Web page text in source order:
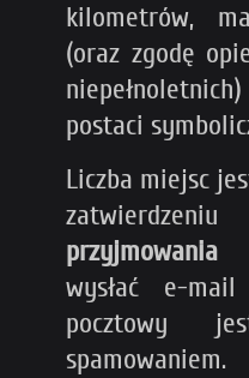
kilometrów,
(oraz zgodę
postaci
Liczba miejsc
przyjmowania
wysłać
e-
pocztowy